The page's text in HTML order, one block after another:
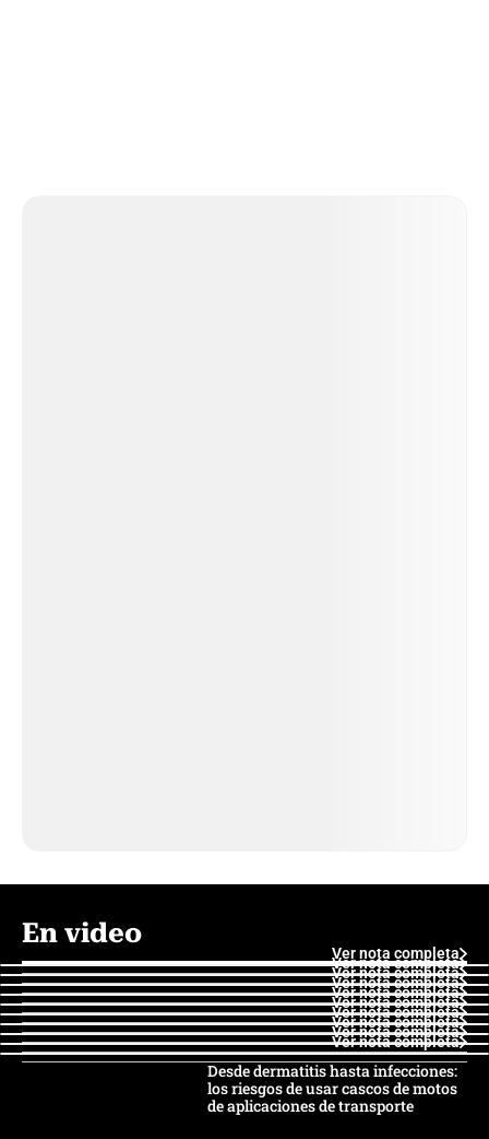
En video
Ver nota completa
Ver nota completa
Ver nota completa
Ver nota completa
Ver nota completa
Ver nota completa
Ver nota completa
Ver nota completa
Ver nota completa
Ver nota completa
Desde dermatitis hasta infecciones:
los riesgos de usar cascos de motos
de aplicaciones de transporte